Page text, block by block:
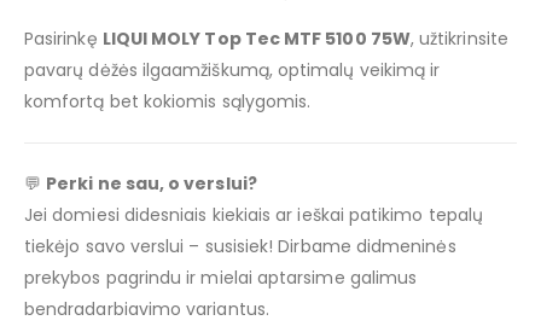
Pasirinkę LIQUI MOLY Top Tec MTF 5100 75W, užtikrinsite
pavarų dėžės ilgaamžiškumą, optimalų veikimą ir
komfortą bet kokiomis sąlygomis.
💬 Perki ne sau, o verslui?
Jei domiesi didesniais kiekiais ar ieškai patikimo tepalų
tiekėjo savo verslui – susisiek! Dirbame didmeninės
prekybos pagrindu ir mielai aptarsime galimus
bendradarbiavimo variantus.​